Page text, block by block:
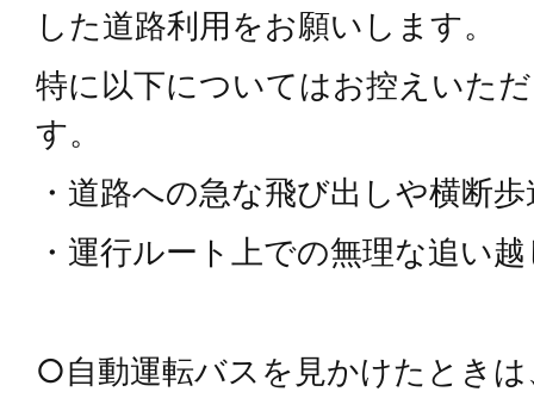
した道路利用をお願いします。
特に以下についてはお控えいた
す。
・道路への急な飛び出しや横断
・運行ルート上での無理な追い
○自動運転バスを見かけたとき